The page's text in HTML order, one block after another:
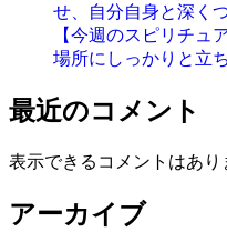
せ、自分自身と深く
【今週のスピリチュ
場所にしっかりと立
最近のコメント
表示できるコメントはあり
アーカイブ